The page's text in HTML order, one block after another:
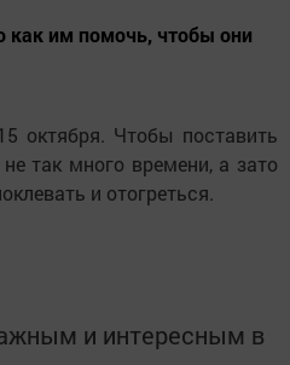
как им помочь, чтобы они
октября. Чтобы поставить
так много времени, а зато
и отогреться.
и интересным в